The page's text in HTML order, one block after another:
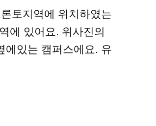
토지역에 위치하였는
에 있어요. 위사진의
에있는 캠퍼스에요. 유